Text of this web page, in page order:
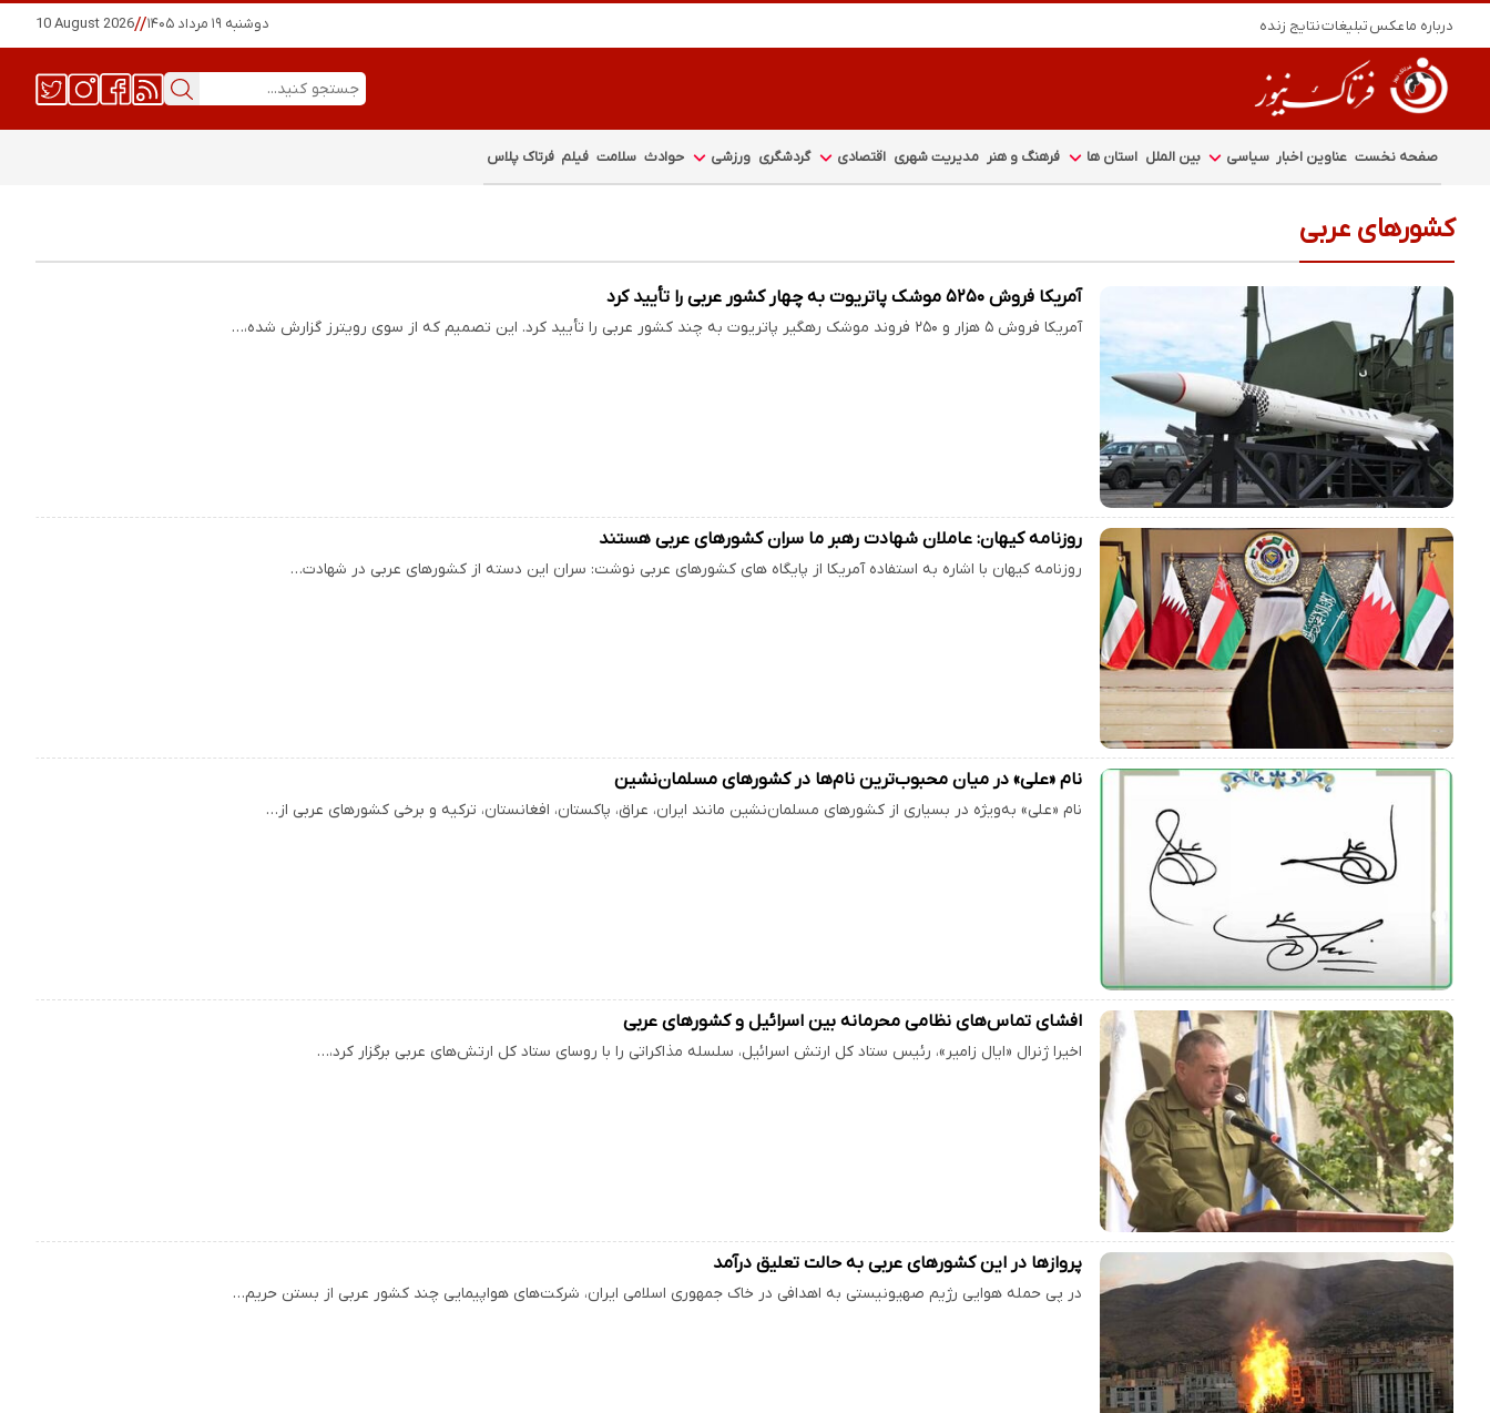
درباره ماعکستبلیغاتنتایج زنده دوشنبه ۱۹ مرداد ۱۴۰۵ //
10 August 2026
صفحه نخست عناوین اخبار سیاسی بین الملل استان ها فرهنگ و هنر مدیریت شهری اقتصادی گردشگری ورزشی حوادث سلامت فیلم فرتاک پلاس
کشورهای عربی
آمریکا فروش ۵۲۵۰ موشک پاتریوت به چهار کشور عربی را تأیید کرد
آمریکا فروش ۵ هزار و ۲۵۰ فروند موشک رهگیر پاتریوت به چند کشور عربی را تأیید کرد. این تصمیم که از سوی رویترز گزارش شده،…
روزنامه کیهان: عاملان شهادت رهبر ما سران کشورهای عربی هستند
روزنامه کیهان با اشاره به استفاده آمریکا از پایگاه های کشورهای عربی نوشت: سران این دسته از کشورهای عربی در شهادت…
نام «علی» در میان محبوب‌ترین نام‌ها در کشورهای مسلمان‌نشین
نام «علی» به‌ویژه در بسیاری از کشورهای مسلمان‌نشین مانند ایران، عراق، پاکستان، افغانستان، ترکیه و برخی کشورهای عربی از…
افشای تماس‌های نظامی محرمانه بین اسرائیل و کشورهای عربی
اخیرا ژنرال «ایال زامیر»، رئیس ستاد کل ارتش اسرائیل، سلسله مذاکراتی را با روسای ستاد کل ارتش‌های عربی برگزار کرد،…
پروازها در این کشورهای عربی به حالت تعلیق درآمد
در پی حمله هوایی رژیم صهیونیستی به اهدافی در خاک جمهوری اسلامی ایران، شرکت‌های هواپیمایی چند کشور عربی از بستن حریم…